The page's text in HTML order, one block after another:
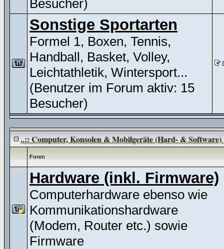
Besucher)
Sonstige Sportarten
Formel 1, Boxen, Tennis,
Handball, Basket, Volley,
Leichtathletik, Wintersport...
(Benutzer im Forum aktiv: 15
Besucher)
..:: Computer, Konsolen & Mobilgeräte (Hard- & Software)
Foren
Hardware (inkl. Firmware)
Computerhardware ebenso wie
Kommunikationshardware
(Modem, Router etc.) sowie
Firmware